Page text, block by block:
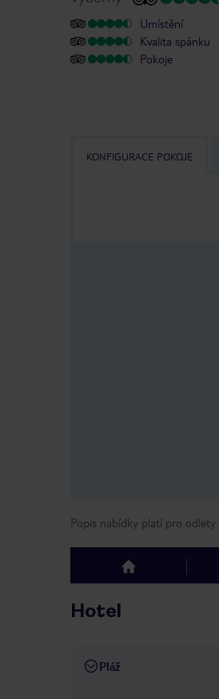
Umístění
Kvalita spánku
Pokoje
KONFIGURACE POKOJE
Popis nabídky platí pro odlety
top
Hotel
Pláž